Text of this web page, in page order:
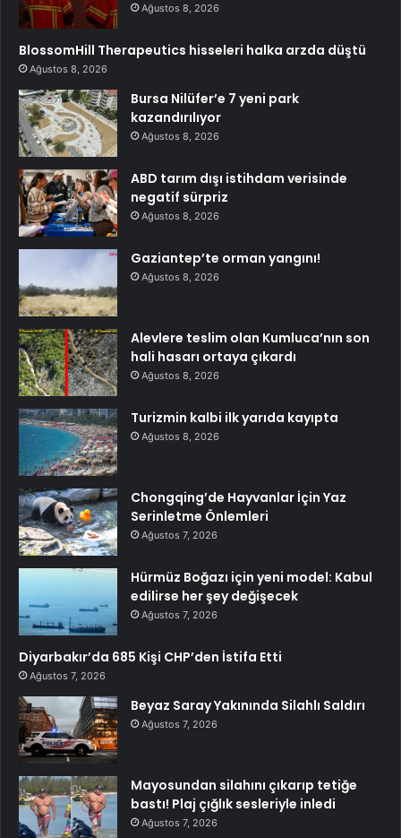
Ağustos 8, 2026
BlossomHill Therapeutics hisseleri halka arzda düştü
Ağustos 8, 2026
Bursa Nilüfer’e 7 yeni park
kazandırılıyor
Ağustos 8, 2026
ABD tarım dışı istihdam verisinde
negatif sürpriz
Ağustos 8, 2026
Gaziantep’te orman yangını!
Ağustos 8, 2026
Alevlere teslim olan Kumluca’nın son
hali hasarı ortaya çıkardı
Ağustos 8, 2026
Turizmin kalbi ilk yarıda kayıpta
Ağustos 8, 2026
Chongqing’de Hayvanlar İçin Yaz
Serinletme Önlemleri
Ağustos 7, 2026
Hürmüz Boğazı için yeni model: Kabul
edilirse her şey değişecek
Ağustos 7, 2026
Diyarbakır’da 685 Kişi CHP’den İstifa Etti
Ağustos 7, 2026
Beyaz Saray Yakınında Silahlı Saldırı
Ağustos 7, 2026
Mayosundan silahını çıkarıp tetiğe
bastı! Plaj çığlık sesleriyle inledi
Ağustos 7, 2026